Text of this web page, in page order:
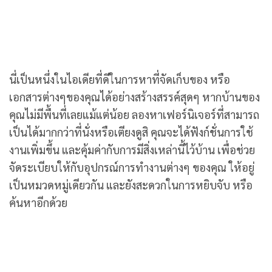
นี่เป็นหนึ่งในไอเดียที่ดีในการหาที่จัดเก็บของ หรือ
เอกสารต่างๆของคุณได้อย่างสร้างสรรค์สุดๆ หากบ้านของ
คุณไม่มีพื้นที่เลยแม้แต่น้อย ลองหาเฟอร์นิเจอร์ที่สามารถ
เป็นได้มากกว่าที่นั่งหรือเตียงดูสิ คุณจะได้ฟังก์ชั่นการใช้
งานเพิ่มขึ้น และคุ้มค่ากับการมีสิ่งเหล่านี้ไว้บ้าน เพื่อช่วย
จัดระเบียบให้กับอุปกรณ์การทำงานต่างๆ ของคุณ ให้อยู่
เป็นหมวดหมู่เดียวกัน และยังสะดวกในการหยิบจับ หรือ
ค้นหาอีกด้วย